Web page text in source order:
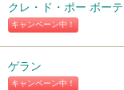
キャンペーン中！
クレ・ド・ポー ボーテ
キャンペーン中！
ゲラン